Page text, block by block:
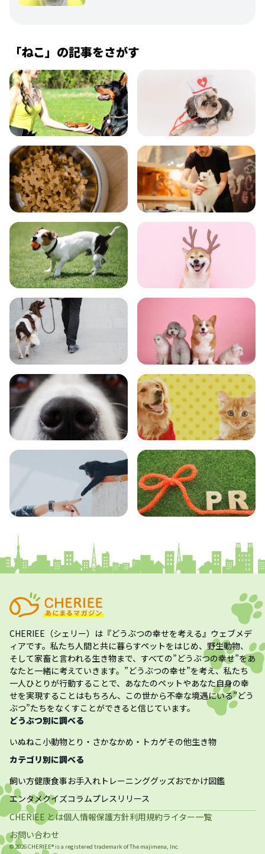
「ねこ」の記事をさがす
飼い方 健康
食事 お手入れ
トレーニング グッズ
おでかけ 図鑑
エンタメ クイズ
CHERIEE（シェリー） は『どうぶつの幸せを考える』ウェブメデ
ィアです。私たち人間と共に暮らすペットをはじめ、野生動物、
そして家畜と言われる生き物まで、すべての”どうぶつの幸せ”をあ
なたと一緒に考えていきます。”どうぶつの幸せ”を考え、私たち
一人ひとりが行動することで、あなたのペットやあなた自身の幸
せを実現することはもちろん、この世から不幸な境遇にいる”どう
ぶつ”たちをなくすことができると信じています。
どうぶつ別に調べる
いぬねこ小動物とり・さかなかめ・トカゲその他生き物
カテゴリ別に調べる
飼い方健康食事お手入れ トレーニンググッズおでかけ図鑑
エンタメクイズコラムプレスリリース
CHERIEE とは個人情報保護方針利用規約ライター一覧
お問い合わせ
©2026CHERIEE® is a registered trademark of The majimena, Inc.